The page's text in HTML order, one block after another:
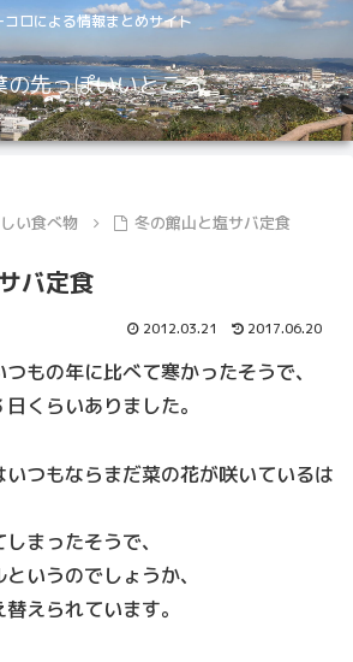
コロによる情報まとめサイト
の先っぽいいところ
い食べ物 冬の館山と塩サバ定食
バ定食
2012.03.21 2017.06.20
もの年に比べて寒かったそうで、
くらいありました。
つもならまだ菜の花が咲いているは
まったそうで、
いうのでしょうか、
えられています。